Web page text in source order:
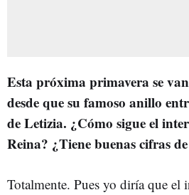
Esta próxima primavera se
desde que su famoso anillo
de Letizia. ¿Cómo sigue el
Reina? ¿Tiene buenas cifras
Totalmente. Pues yo diría que el